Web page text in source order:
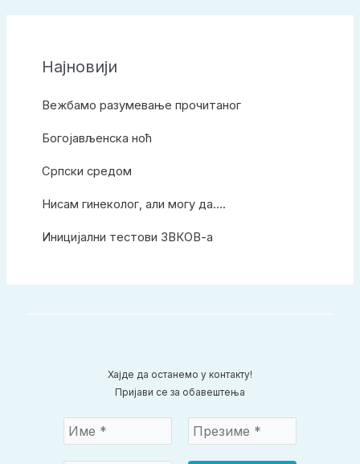
Најновији
Вежбамо разумевање прочитаног
Богојављенска ноћ
Српски средом
Нисам гинеколог, али могу да….
Иницијални тестови ЗВКОВ-а
Хајде да останемо у контакту!
Пријави се за обавештења